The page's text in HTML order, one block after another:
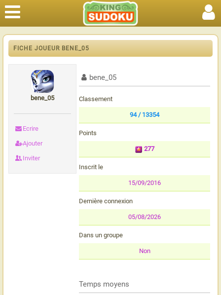
FICHE JOUEUR BENE_05
bene_05
Ecrire
Ajouter
Inviter
bene_05
Classement
94 / 13354
Points
277
Inscrit le
15/09/2016
Dernière connexion
05/08/2026
Dans un groupe
Non
Temps moyens